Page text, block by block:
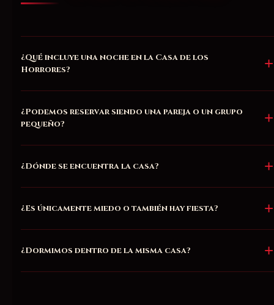
¿Qué incluye una noche en la Casa de los
Horrores?
¿Podemos reservar siendo una pareja o un grupo
pequeño?
¿Dónde se encuentra la casa?
¿Es únicamente miedo o también hay fiesta?
¿Dormimos dentro de la misma casa?